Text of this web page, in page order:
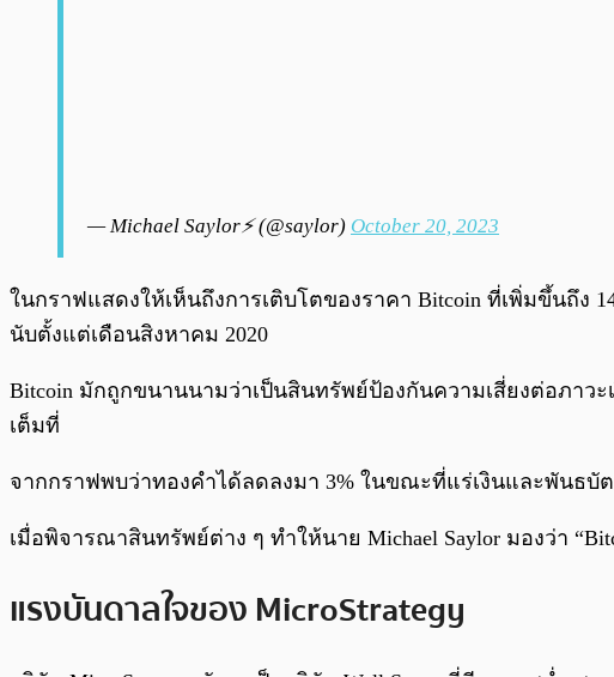
— Michael Saylor⚡️ (@saylor) October 20, 2023
ในกราฟแสดงให้เห็นถึงการเติบโตของราคา Bitcoin ที่เพิ่มขึ้นถึง
นับตั้งแต่เดือนสิงหาคม 2020
Bitcoin มักถูกขนานนามว่าเป็นสินทรัพย์ป้องกันความเสี่ยงต่อภาว
เต็มที่
จากกราฟพบว่าทองคำได้ลดลงมา 3% ในขณะที่แร่เงินและพันธบัต
เมื่อพิจารณาสินทรัพย์ต่าง ๆ ทำให้นาย Michael Saylor มองว่า
แรงบันดาลใจของ MicroStrategy